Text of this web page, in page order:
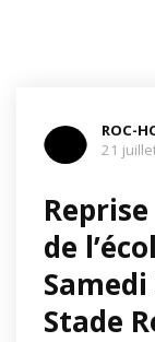
ROC-
21
de
Stade